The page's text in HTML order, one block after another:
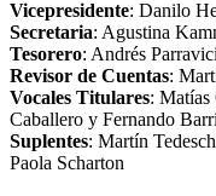
Vicepresidente: Danilo
Secretaria: Agustina
Tesorero: Andrés
Revisor de Cuentas:
Vocales Titulares: Matías
Caballero y Fernando
Suplentes: Martín
Paola Scharton